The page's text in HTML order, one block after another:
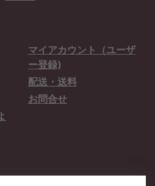
マイアカウント（ユーザ
ー登録)
配送・送料
お問合せ